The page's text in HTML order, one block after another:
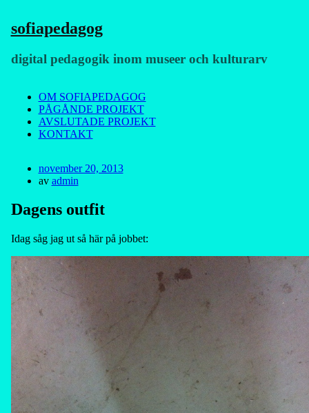
sofiapedagog
digital pedagogik inom museer och kulturarv
Hoppa
innehåll
OM SOFIAPEDAGOG
PÅGÅNDE PROJEKT
AVSLUTADE PROJEKT
KONTAKT
Publicerad
den
november 20, 2013
av admin
Dagens outfit
Idag såg jag ut så här på jobbet: